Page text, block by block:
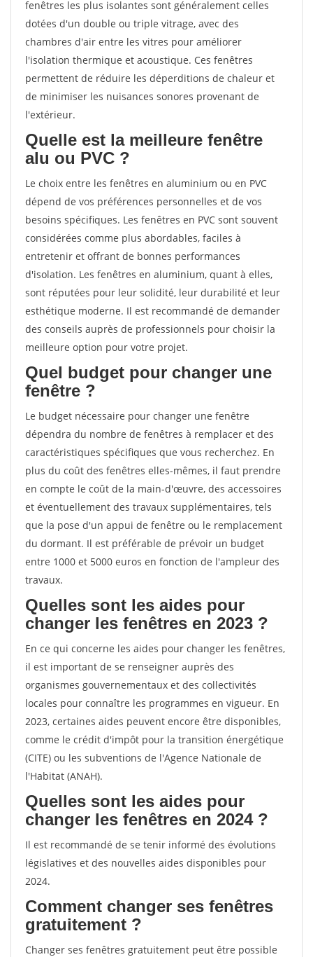
fenêtres les plus isolantes sont généralement celles
dotées d'un double ou triple vitrage, avec des
chambres d'air entre les vitres pour améliorer
l'isolation thermique et acoustique. Ces fenêtres
permettent de réduire les déperditions de chaleur et
de minimiser les nuisances sonores provenant de
l'extérieur.
Quelle est la meilleure fenêtre
alu ou PVC ?
Le choix entre les fenêtres en aluminium ou en PVC
dépend de vos préférences personnelles et de vos
besoins spécifiques. Les fenêtres en PVC sont souvent
considérées comme plus abordables, faciles à
entretenir et offrant de bonnes performances
d'isolation. Les fenêtres en aluminium, quant à elles,
sont réputées pour leur solidité, leur durabilité et leur
esthétique moderne. Il est recommandé de demander
des conseils auprès de professionnels pour choisir la
meilleure option pour votre projet.
Quel budget pour changer une
fenêtre ?
Le budget nécessaire pour changer une fenêtre
dépendra du nombre de fenêtres à remplacer et des
caractéristiques spécifiques que vous recherchez. En
plus du coût des fenêtres elles-mêmes, il faut prendre
en compte le coût de la main-d'œuvre, des accessoires
et éventuellement des travaux supplémentaires, tels
que la pose d'un appui de fenêtre ou le remplacement
du dormant. Il est préférable de prévoir un budget
entre 1000 et 5000 euros en fonction de l'ampleur des
travaux.
Quelles sont les aides pour
changer les fenêtres en 2023 ?
En ce qui concerne les aides pour changer les fenêtres,
il est important de se renseigner auprès des
organismes gouvernementaux et des collectivités
locales pour connaître les programmes en vigueur. En
2023, certaines aides peuvent encore être disponibles,
comme le crédit d'impôt pour la transition énergétique
(CITE) ou les subventions de l'Agence Nationale de
l'Habitat (ANAH).
Quelles sont les aides pour
changer les fenêtres en 2024 ?
Il est recommandé de se tenir informé des évolutions
législatives et des nouvelles aides disponibles pour
2024.
Comment changer ses fenêtres
gratuitement ?
Changer ses fenêtres gratuitement peut être possible